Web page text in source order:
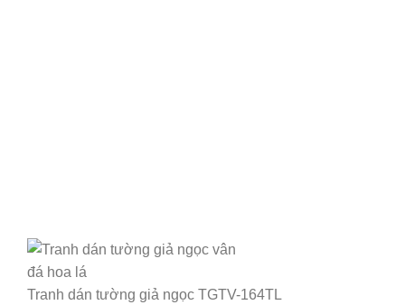
Tranh dán tường giả ngọc TGTV-164TL